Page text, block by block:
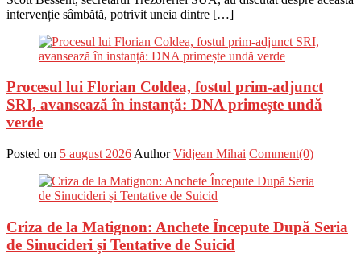
intervenție sâmbătă, potrivit uneia dintre […]
Procesul lui Florian Coldea, fostul prim-adjunct
SRI, avansează în instanță: DNA primește undă
verde
Posted on 5 august 2026 Author Vidjean Mihai Comment(0)
Criza de la Matignon: Anchete Începute După Seria
de Sinucideri și Tentative de Suicid